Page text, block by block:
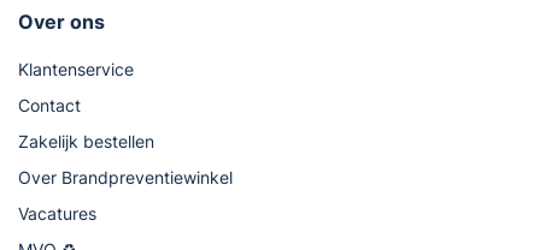
Over ons
Klantenservice
Contact
Zakelijk bestellen
Over Brandpreventiewinkel
Vacatures